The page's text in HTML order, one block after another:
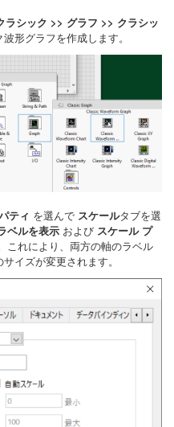
ラシック >> グラフ >> クラシッ
形グラフを作成します。
ティ を選んで スケールタブを選
ベルを表示 および スケール プ
これにより、両方の軸のラベル
イズが変更されます。